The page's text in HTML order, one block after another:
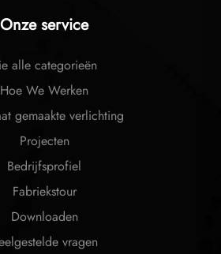
Onze service
alle categorieën
Hoe We Werken
gemaakte verlichting
Projecten
Bedrijfsprofiel
Fabriekstour
Downloaden
vragen